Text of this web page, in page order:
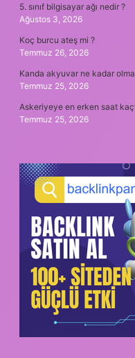
5. sınıf bilgisayar ağı nedir ?
Ağustos 3, 2026
Koç burcu ateş mi ?
Temmuz 26, 2026
Kanda akyuvar ne kadar
Temmuz 25, 2026
Askeriyeye en erken saat
Temmuz 25, 2026